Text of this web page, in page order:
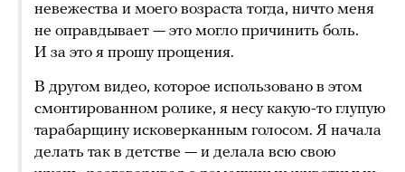
невежества и моего возраста тогда, ничто меня
не оправдывает — это могло причинить боль.
И за это я прошу прощения.
В другом видео, которое использовано в этом
смонтированном ролике, я несу какую-то глупую
тарабарщину исковерканным голосом. Я начала
делать так в детстве — и делала всю свою